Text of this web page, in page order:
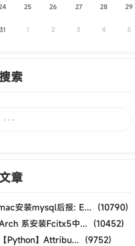
25 26 27 28 29
31 1 2 3 4 5
索
章
安装mysql后报: E... (10790)
系安装Fcitx5中... (10452)
Python】Attribu... (9752)